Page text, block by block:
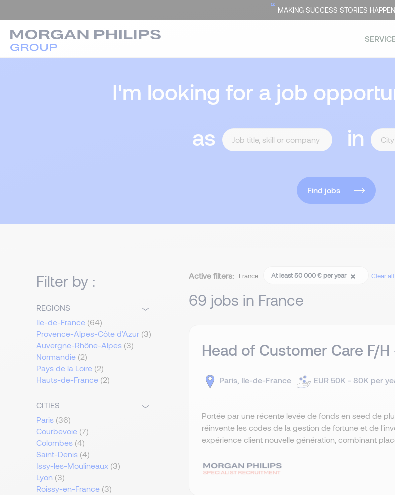
“ MAKING SUCCESS STORIES HAPPEN
I'm looking for a job
as
in
Find jobs
Filter by :
REGIONS
Ile-de-France (64)
Provence-Alpes-Côte d’Azur (3)
Auvergne-Rhône-Alpes (3)
Normandie (2)
Pays de la Loire (2)
Hauts-de-France (2)
CITIES
Paris (36)
Courbevoie (7)
Colombes (4)
Saint-Denis (4)
Issy-les-Moulineaux (3)
Lyon (3)
Roissy-en-France (3)
Active filters: France At least 50 000 € per year Clear
69 jobs in France
Head of Customer Care F/
Paris, Ile-de-France EUR 50K - 80K per
Portée par une récente levée de fonds en seed de
réinvente les codes de la gestion de fortune et de
expérience client nouvelle génération, combinant